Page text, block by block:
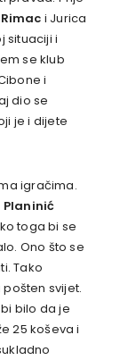
i Jurica
situaciji i
se klub
i
dio se
je i dijete
igračima.
Planinić
toga bi se
Ono što se
Tako
svijet.
bilo da je
25 koševa i